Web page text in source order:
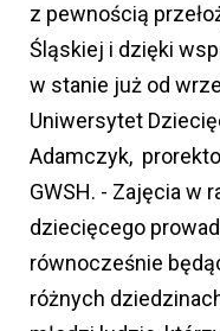
z pewnością
Śląskiej i dzięki
w stanie już od
Uniwersytet
Adamczyk,
GWSH. - Zajęcia w
dziecięcego
równocześnie
różnych